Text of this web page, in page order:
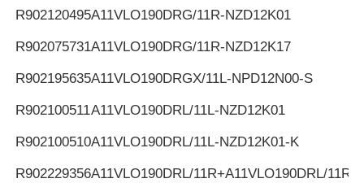
R902120495A11VLO190DRG/11R-NZD12K01
R902075731A11VLO190DRG/11R-NZD12K17
R902195635A11VLO190DRGX/11L-NPD12N00-S
R902100511A11VLO190DRL/11L-NZD12K01
R902100510A11VLO190DRL/11L-NZD12K01-K
R902229356A11VLO190DRL/11R+A11VLO190DRL/11R